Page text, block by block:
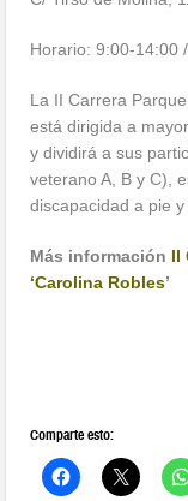
Horario: 9:00-14:00
La II Carrera
está dirigida a
y dividirá a sus
veterano A, B y C),
discapacidad a pie
Más información II
‘Carolina Robles’
Comparte esto: